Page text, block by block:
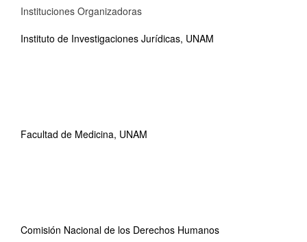
Instituciones Organizadoras
Instituto de Investigaciones Jurídicas, UNAM
Facultad de Medicina, UNAM
Comisión Nacional de los Derechos Humanos